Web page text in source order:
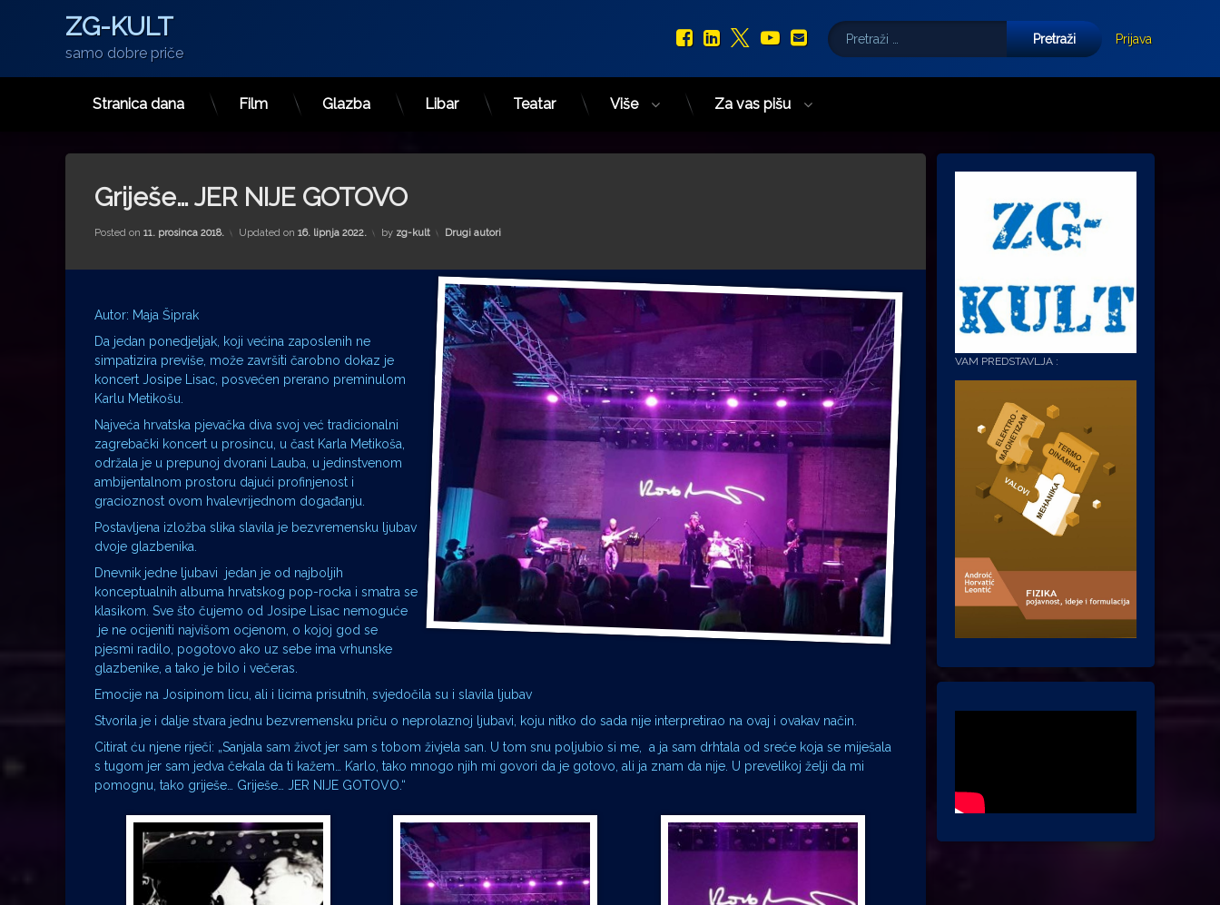
ZG-KULT
samo dobre priče
Facebook
LinkedIn
X.com
YouTube
E-mail
Pretraži:
Prijava
Stranica dana Film Glazba Libar Teatar Više Za vas pišu
Griješe… JER NIJE GOTOVO
Posted on 11. prosinca 2018. Updated on 16. lipnja 2022. by zg-kult Kategorije:
Drugi autori
Autor: Maja Šiprak
Da jedan ponedjeljak, koji većina zaposlenih ne
simpatizira previše, može završiti čarobno dokaz je
koncert Josipe Lisac, posvećen prerano preminulom
Karlu Metikošu.
Najveća hrvatska pjevačka diva svoj već tradicionalni
zagrebački koncert u prosincu, u čast Karla Metikoša,
održala je u prepunoj dvorani Lauba, u jedinstvenom
ambijentalnom prostoru dajući profinjenost i
gracioznost ovom hvalevrijednom događanju.
Postavljena izložba slika slavila je bezvremensku ljubav
dvoje glazbenika.
Dnevnik jedne ljubavi jedan je od najboljih
konceptualnih albuma hrvatskog pop-rocka i smatra se
klasikom. Sve što čujemo od Josipe Lisac nemoguće
je ne ocijeniti najvišom ocjenom, o kojoj god se
pjesmi radilo, pogotovo ako uz sebe ima vrhunske
glazbenike, a tako je bilo i večeras.
Emocije na Josipinom licu, ali i licima prisutnih, svjedočila su i slavila ljubav
Stvorila je i dalje stvara jednu bezvremensku priču o neprolaznoj ljubavi, koju nitko do sada nije interpretirao na ovaj i ovakav način.
Citirat ću njene riječi: „Sanjala sam život jer sam s tobom živjela san. U tom snu poljubio si me, a ja sam drhtala od sreće koja se miješala
s tugom jer sam jedva čekala da ti kažem… Karlo, tako mnogo njih mi govori da je gotovo, ali ja znam da nije. U prevelikoj želji da mi
pomognu, tako griješe… Griješe… JER NIJE GOTOVO.“
VAM PREDSTAVLJA :